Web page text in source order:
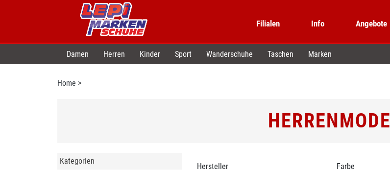
Filialen Info Angebote
Damen Herren Kinder Sport Wanderschuhe Taschen Marken
Home >
HERRENMODE
Kategorien
Hersteller Farbe